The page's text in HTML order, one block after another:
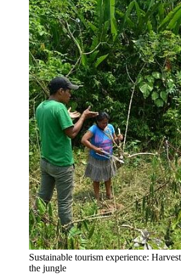
Sustainable tourism experience:
the jungle